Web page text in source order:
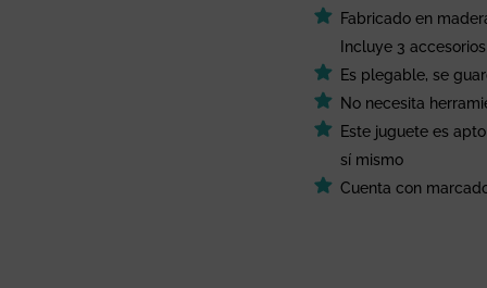
Fabricado en
Incluye 3
Es plegable, se
No necesita
Este juguete es
sí mismo
Cuenta con